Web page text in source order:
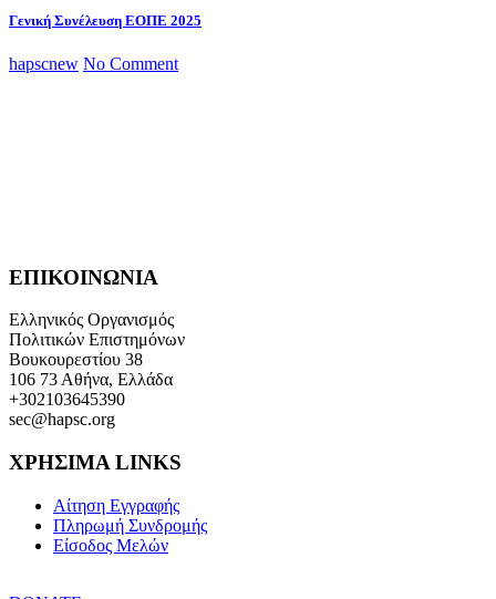
Γενική Συνέλευση ΕΟΠΕ 2025
hapscnew No Comment
ΕΠΙΚΟΙΝΩΝΙΑ
Ελληνικός Οργανισμός
Πολιτικών Επιστημόνων
Βουκουρεστίου 38
106 73 Αθήνα, Ελλάδα
+302103645390
sec@hapsc.org
ΧΡΗΣΙΜΑ LINKS
Αίτηση Εγγραφής
Πληρωμή Συνδρομής
Είσοδος Μελών